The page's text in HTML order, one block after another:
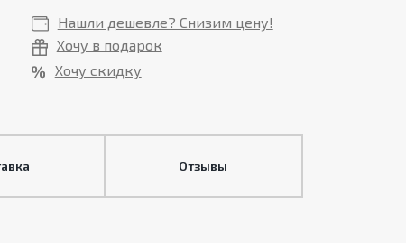
Нашли дешевле? Снизим цену!
Хочу в подарок
Хочу скидку
Отзывы